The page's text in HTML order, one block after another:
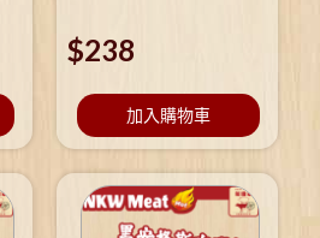
$238
加入購物車